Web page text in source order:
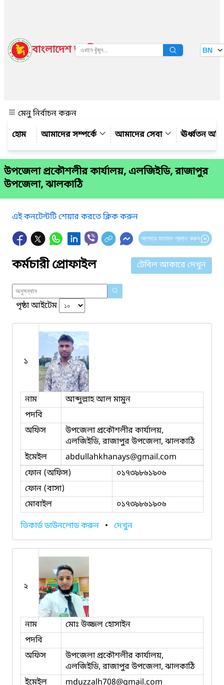
বাংলাদেশ জাতীয় তথ্য বাতায়ন BN
মেনু নির্বাচন করুন
আমাদের সম্পর্কে
আমাদের সেবা ঊর্ধ্বতন
উপজেলা প্রকৌশলীর কার্যালয়, এলজিইডি, রাজাপুর
উপজেলা, ঝালকাঠি
এই কনটেন্টটি শেয়ার করতে ক্লিক করুন
আপনার মতামত প্রদান করুন
কর্মচারী প্রোফাইল টেবিল আকারে দেখুন
পৃষ্ঠা আইটেম
১
নাম
আব্দুল্লাহ আল মামুন
পদবি
অফিস
উপজেলা প্রকৌশলীর কার্যালয়,
এলজিইডি, রাজাপুর উপজেলা, ঝালকাঠি
ইমেইল
abdullahkhanays@gmail.com
ফোন (অফিস)
০১৭৩৯৮৬১৯০৬
ফোন (বাসা)
মোবাইল
০১৭৩৯৮৬১৯০৬
ভিকার্ড ডাউনলোড করুন • দেখুন
২
নাম
মোঃ উজ্জল হোসাইন
পদবি
অফিস
উপজেলা প্রকৌশলীর কার্যালয়,
এলজিইডি, রাজাপুর উপজেলা, ঝালকাঠি
ইমেইল
mduzzalh708@gmail.com